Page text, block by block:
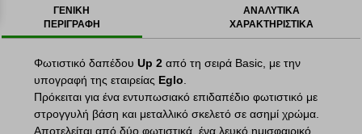
ΓΕΝΙΚΗ
ΠΕΡΙΓΡΑΦΗ
ΑΝΑΛΥΤΙΚΑ
ΧΑΡΑΚΤΗΡΙΣΤΙΚΑ
Φωτιστικό δαπέδουUp 2 από τη σειρά Basic, με την
υπογραφή της εταιρείας Eglo.
Πρόκειται για ένα εντυπωσιακό επιδαπέδιο φωτιστικό με
στρογγυλή βάση και μεταλλικό σκελετό σε ασημί χρώμα.
Αποτελείται από δύο φωτιστικά, ένα λευκό ημισφαιρικό